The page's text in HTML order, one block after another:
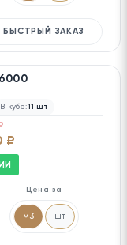
БЫСТРЫЙ ЗАКАЗ
В кубе:11 шт
₽
Цена за
м3 шт